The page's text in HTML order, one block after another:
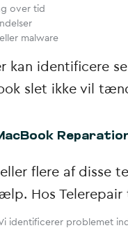
over tid
malware
kan identificere
slet ikke vil
flere af disse
Hos
identificerer problemet